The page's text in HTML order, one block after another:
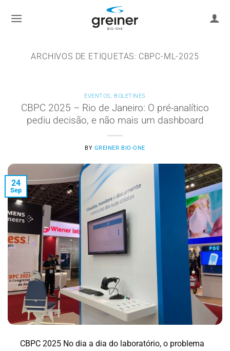
ARCHIVOS DE ETIQUETAS: CBPC-ML-2025
EVENTOS, BOLETINES
CBPC 2025 – Rio de Janeiro: O pré-analítico
pediu decisão, e não mais um dashboard
BY GREINER BIO-ONE
24
Sep
CBPC 2025 No dia a dia do laboratório, o problema